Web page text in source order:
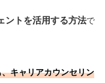
ントを活用する方法で
キャリアカウンセリン